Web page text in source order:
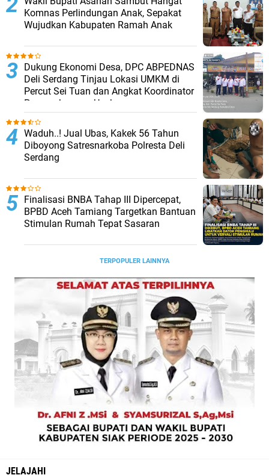
Komnas Perlindungan Anak, Sepakat
Wujudkan Kabupaten Ramah Anak
Dukung Ekonomi Desa, DPC ABPEDNAS
Deli Serdang Tinjau Lokasi UMKM di
Percut Sei Tuan dan Angkat Koordinator
Pengembangan Usaha
Waduh..! Jual Ubas, Kakek 56 Tahun
Diboyong Satresnarkoba Polresta Deli
Serdang
Finalisasi BNBA Tahap III Dipercepat,
BPBD Aceh Tamiang Targetkan Bantuan
Stimulan Rumah Tepat Sasaran
TERPOPULER LAINNYA
JELAJAHI